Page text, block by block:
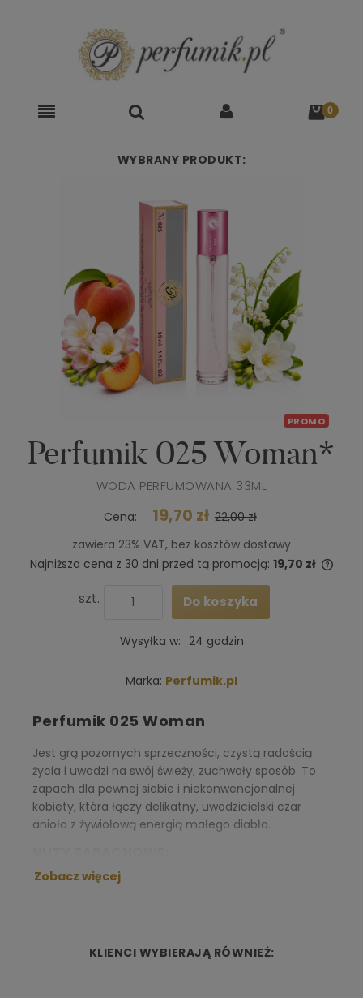
WYBRANY PRODUKT:
PROMO
Perfumik 025 Woman*
WODA PERFUMOWANA 33ML
Cena: 19,70 zł 22,00 zł
zawiera 23% VAT, bez kosztów dostawy
Najniższa cena z 30 dni przed tą promocją: 19,70 zł
szt. Do koszyka
Wysyłka w: 24 godzin
Marka: Perfumik.pl
Perfumik 025 Woman
Jest grą pozornych sprzeczności, czystą radością
życia i uwodzi na swój świeży, zuchwały sposób. To
zapach dla pewnej siebie i niekonwencjonalnej
kobiety, która łączy delikatny, uwodzicielski czar
anioła z żywiołową energią małego diabła.
Nuta głowy:pomarańcza, bluszcz, lilia wodna
Zobacz więcej
KLIENCI WYBIERAJĄ RÓWNIEŻ: